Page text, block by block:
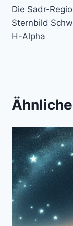
Die Sadr-
Sternbild
H-Alpha